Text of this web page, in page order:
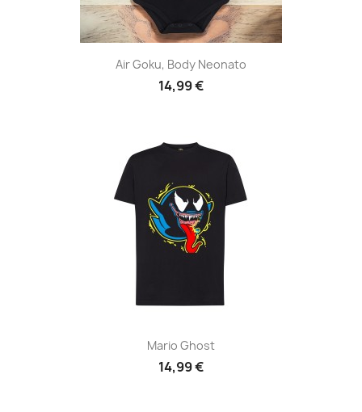
Air Goku, Body Neonato
14,99 €
Mario Ghost
14,99 €